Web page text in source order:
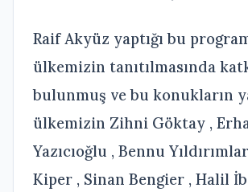
Raif Akyüz yaptığı bu
ülkemizin tanıtılmasında
bulunmuş ve bu konukların
ülkemizin Zihni Göktay ,
Yazıcıoğlu , Bennu
Kiper , Sinan Bengier , Halil